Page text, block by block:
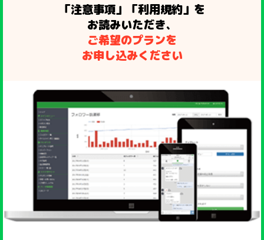
「注意事項」「利用規約」を
お読みいただき、
ご希望のプランを
お申し込みください